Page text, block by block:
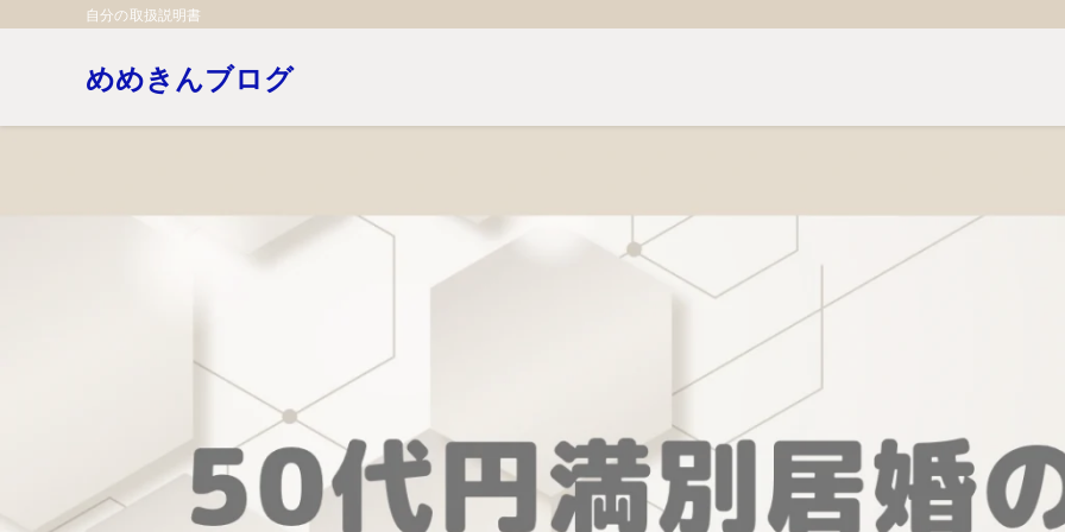
自分の取扱説明書
めめきんブログ